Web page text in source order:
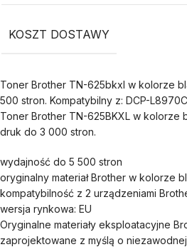
KOSZT DOSTAWY
Toner Brother TN-625bkxl w kolorze
500 stron. Kompatybilny z: DCP-
Toner Brother TN-625BKXL w kolorze
druk do 3 000 stron.
wydajność do 5 500 stron
oryginalny materiał Brother w kolorze
kompatybilność z 2 urządzeniami
wersja rynkowa: EU
Oryginalne materiały eksploatacyjne
zaprojektowane z myślą o